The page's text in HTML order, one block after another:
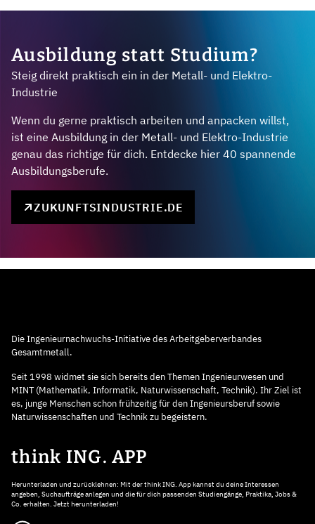
Ausbildung statt Studium?
Steig direkt praktisch ein in der Metall- und Elektro-
Industrie
Wenn du gerne praktisch arbeiten und anpacken willst,
ist eine Ausbildung in der Metall- und Elektro-Industrie
genau das richtige für dich. Entdecke hier 40 spannende
Ausbildungsberufe.
ZUKUNFTSINDUSTRIE.DE
Die Ingenieurnachwuchs-Initiative des Arbeitgeberverbandes
Gesamtmetall.
Seit 1998 widmet sie sich bereits den Themen Ingenieurwesen und
MINT (Mathematik, Informatik, Naturwissenschaft, Technik). Ihr Ziel ist
es, junge Menschen schon frühzeitig für den Ingenieursberuf sowie
Naturwissenschaften und Technik zu begeistern.
think ING. APP
Herunterladen und zurücklehnen: Mit der think ING. App kannst du deine Interessen
angeben, Suchaufträge anlegen und die für dich passenden Studiengänge, Praktika, Jobs &
Co. erhalten. Jetzt herunterladen!